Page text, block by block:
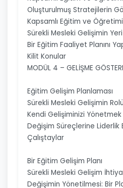
Oluşturulmuş Stratejilerin
Kapsamlı Eğitim ve
Sürekli Mesleki Gelişimin Yeri
Bir Eğitim Faaliyet Planını
Kilit Konular
MODÜL 4 – GELİŞME
Eğitim Gelişim Planlaması
Sürekli Mesleki Gelişimin
Kendi Gelişiminizi Yönetmek
Değişim Süreçlerine Liderlik
Çalıştaylar
Bir Eğitim Gelişim Planı
Sürekli Mesleki Gelişim
Değişimin Yönetilmesi: Bir